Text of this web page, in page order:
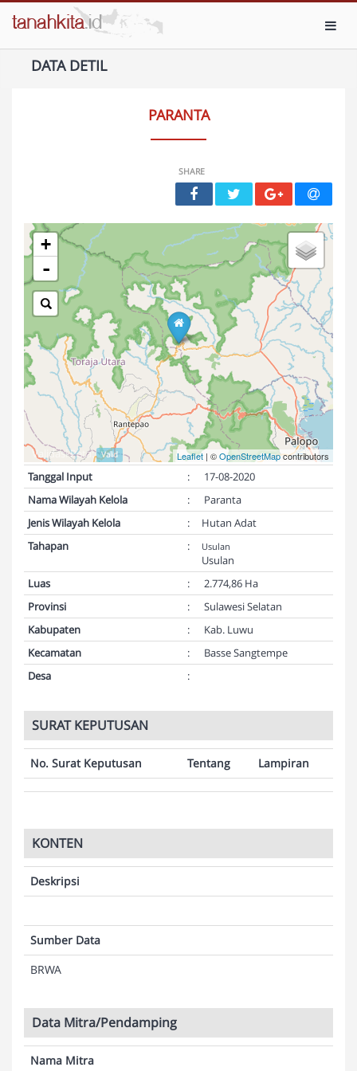
DATA DETIL
PARANTA
SHARE
+
-
Leaflet | ©OpenStreetMapcontributors
Validasi Peta: Valid
Tanggal Input :
17-08-2020
Nama Wilayah Kelola
:
Paranta
Jenis Wilayah Kelola
:
Hutan Adat
Tahapan
: Usulan
Usulan
Luas
:
2.774,86 Ha
Provinsi
:
Sulawesi Selatan
Kabupaten
:
Kab. Luwu
Kecamatan
:
Basse Sangtempe
Desa
:
SURAT KEPUTUSAN
No. Surat Keputusan Tentang Lampiran
KONTEN
Deskripsi
Sumber Data
BRWA
Data Mitra/Pendamping
Nama Mitra